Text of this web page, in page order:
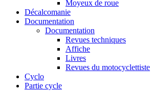
Moyeux de roue
Décalcomanie
Documentation
Documentation
Revues techniques
Affiche
Livres
Revues du motocyclettiste
Cyclo
Partie cycle